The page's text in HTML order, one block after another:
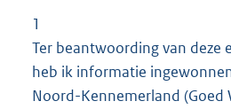
1
Ter beantwoording van deze
heb ik informatie
Noord-Kennemerland (Goed